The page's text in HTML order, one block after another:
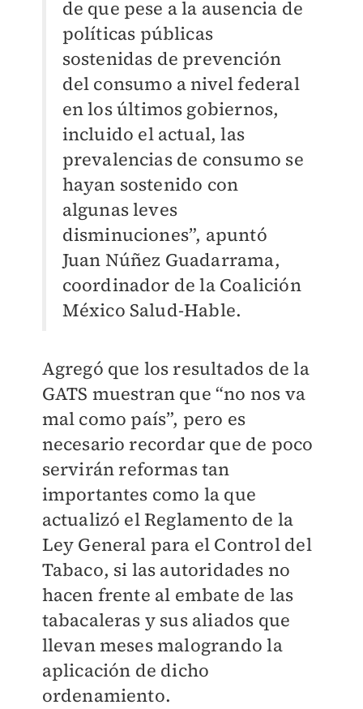
de que pese a la ausencia de
políticas públicas
sostenidas de prevención
del consumo a nivel federal
en los últimos gobiernos,
incluido el actual, las
prevalencias de consumo se
hayan sostenido con
algunas leves
disminuciones”, apuntó
Juan Núñez Guadarrama,
coordinador de la Coalición
México Salud-Hable.
Agregó que los resultados de la
GATS muestran que “no nos va
mal como país”, pero es
necesario recordar que de poco
servirán reformas tan
importantes como la que
actualizó el Reglamento de la
Ley General para el Control del
Tabaco, si las autoridades no
hacen frente al embate de las
tabacaleras y sus aliados que
llevan meses malogrando la
aplicación de dicho
ordenamiento.